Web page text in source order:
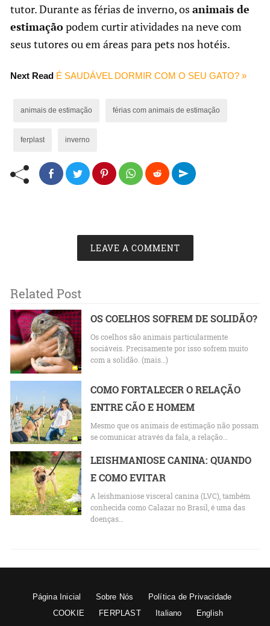
tutor. Durante as férias de inverno, os animais de
estimaçãopodem curtir atividades na neve com
seus tutores ou em áreas para pets nos hotéis.
Next Read É SAUDÁVEL DORMIR COM O SEU GATO? »
animais de estimação férias com animais de estimação
ferplast inverno
LEAVE A COMMENT
Related Post
OS COELHOS SOFREM DE SOLIDÃO?
Os coelhos são animais particularmente
sociáveis. Precisamente por isso sofrem muito
com a solidão. (mais…)
COMO FORTALECER O RELAÇÃO
ENTRE CÃO E HOMEM
Mesmo que os animais de estimação não possam
se comunicar através da fala, a relação…
LEISHMANIOSE CANINA: QUANDO
E COMO EVITAR
A leishmaniose visceral canina (LVC), também
conhecida como Calazar no Brasil, é uma das
doenças…
Página Inicial Sobre Nós
Política de Privacidade
COOKIE
FERPLAST Italiano English